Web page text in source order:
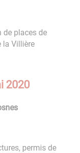
de places de
la Villière
2020
permis de